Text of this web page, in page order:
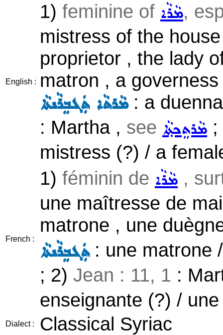
English :
1) feminine of ܡܵܪܵܐ,
mistress of the
proprietor , the lady
matron , a
ܡܵܪܬܵܐ ܬܲܓܒܸܪܵܢܬܵܐ: a
: Martha , see ܡܵܪܬܸܟܬ݂ܵܐ
mistress (?) / a
French :
1) féminin de ܡܵܪܵܐ ,
une maîtresse de
matrone , une
ܬܲܓܒܸܪܵܢܬܵܐ: une matrone
; 2) Jean : 11, 1 :
enseignante (?) /
Dialect : Classical Syriac